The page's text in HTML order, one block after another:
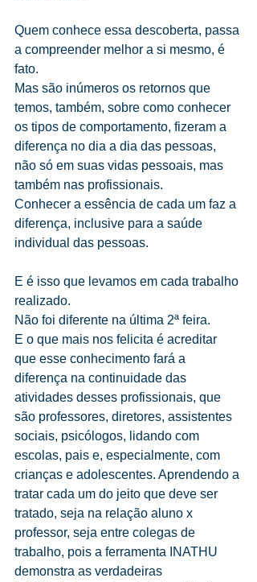
Quem conhece essa descoberta, passa
a compreender melhor a si mesmo, é
fato.
Mas são inúmeros os retornos que
temos, também, sobre como conhecer
os tipos de comportamento, fizeram a
diferença no dia a dia das pessoas,
não só em suas vidas pessoais, mas
também nas profissionais.
Conhecer a essência de cada um faz a
diferença, inclusive para a saúde
individual das pessoas.
E é isso que levamos em cada trabalho
realizado.
Não foi diferente na última 2ª feira.
E o que mais nos felicita é acreditar
que esse conhecimento fará a
diferença na continuidade das
atividades desses profissionais, que
são professores, diretores, assistentes
sociais, psicólogos, lidando com
escolas, pais e, especialmente, com
crianças e adolescentes. Aprendendo a
tratar cada um do jeito que deve ser
tratado, seja na relação aluno x
professor, seja entre colegas de
trabalho, pois a ferramenta INATHU
demonstra as verdadeiras